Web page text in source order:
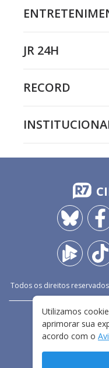
JR 24H
RECORD
Todos os direitos
TERMOS
Utilizamos
aprimorar sua
acordo com o